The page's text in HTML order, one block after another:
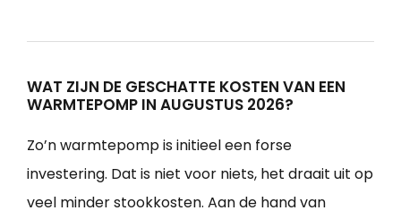
WAT ZIJN DE GESCHATTE KOSTEN VAN EEN
WARMTEPOMP IN AUGUSTUS 2026?
Zo’n warmtepomp is initieel een forse
investering. Dat is niet voor niets, het draait uit op
veel minder stookkosten. Aan de hand van